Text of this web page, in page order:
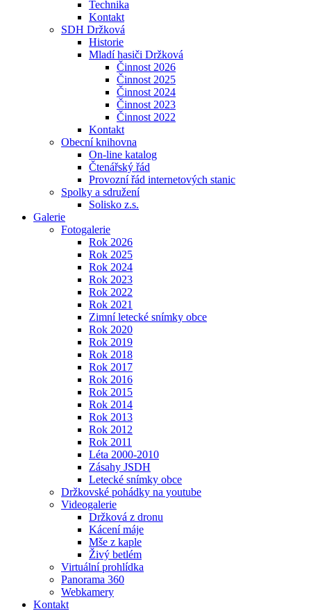
Technika
Kontakt
SDH Držková
Historie
Mladí hasiči Držková
Činnost 2026
Činnost 2025
Činnost 2024
Činnost 2023
Činnost 2022
Kontakt
Obecní knihovna
On-line katalog
Čtenářský řád
Provozní řád internetových stanic
Spolky a sdružení
Solisko z.s.
Galerie
Fotogalerie
Rok 2026
Rok 2025
Rok 2024
Rok 2023
Rok 2022
Rok 2021
Zimní letecké snímky obce
Rok 2020
Rok 2019
Rok 2018
Rok 2017
Rok 2016
Rok 2015
Rok 2014
Rok 2013
Rok 2012
Rok 2011
Léta 2000-2010
Zásahy JSDH
Letecké snímky obce
Držkovské pohádky na youtube
Videogalerie
Držková z dronu
Kácení máje
Mše z kaple
Živý betlém
Virtuální prohlídka
Panorama 360
Webkamery
Kontakt